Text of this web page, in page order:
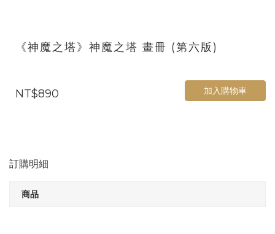
《神魔之塔》神魔之塔 畫冊 (第六版)
NT$890 加入購物車
訂購明細
商品